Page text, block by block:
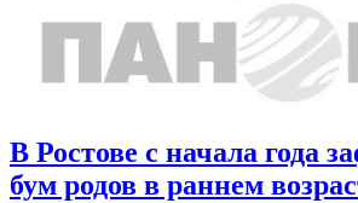
В Ростове с начала года
бум родов в раннем